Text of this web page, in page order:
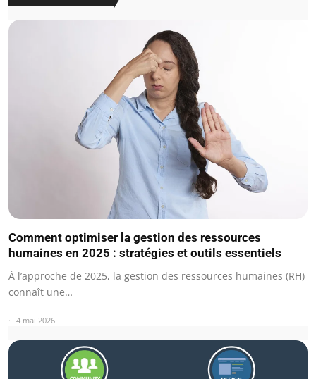
Comment optimiser la gestion des ressources
humaines en 2025 : stratégies et outils essentiels
À l’approche de 2025, la gestion des ressources humaines (RH)
connaît une…
4 mai 2026